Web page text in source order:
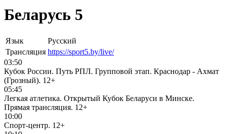
Беларусь 5
Язык
Русский
Трансляция https://sport5.by/live/
03:50
Кубок России. Путь РПЛ. Групповой этап. Краснодар - Ахмат
(Грозный). 12+
05:45
Легкая атлетика. Открытый Кубок Беларуси в Минске.
Прямая трансляция. 12+
10:00
Спорт-центр. 12+